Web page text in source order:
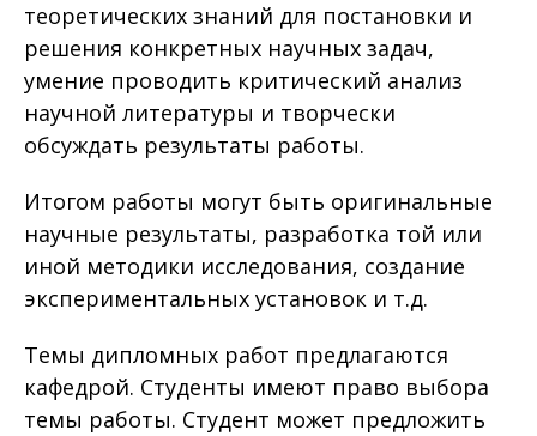
теоретических знаний для постановки и
решения конкретных научных задач,
умение проводить критический анализ
научной литературы и творчески
обсуждать результаты работы.
Итогом работы могут быть оригинальные
научные результаты, разработка той или
иной методики исследования, создание
экспериментальных установок и т.д.
Темы дипломных работ предлагаются
кафедрой. Студенты имеют право выбора
темы работы. Студент может предложить